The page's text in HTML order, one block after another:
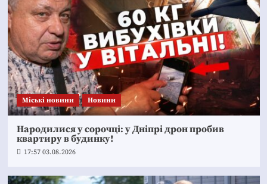
Mіські новини Новини
Народилися у сорочці: у Дніпрі дрон пробив
квартиру в будинку!
17:57 03.08.2026